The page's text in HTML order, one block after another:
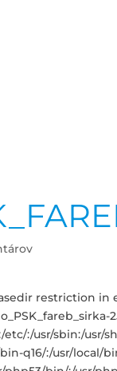
restriction
:/usr/sbin:/
q16/:/usr/local/